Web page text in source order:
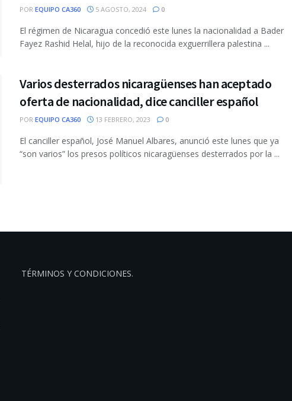
POR EQUIPO CA360 5 AGOSTO, 2024 0
El régimen de Nicaragua concedió este lunes la nacionalidad a Bader
Fayez Rashid Helal, hijo de la reconocida exguerrillera palestina ...
Varios desterrados nicaragüenses han aceptado
oferta de nacionalidad, dice canciller español
POR EQUIPO CA360 13 FEBRERO, 2023 0
El canciller español, José Manuel Albares, anunció este lunes que ya
“son varios” los presos políticos nicaragüenses desterrados por la ...
TÉRMINOS Y CONDICIONES.